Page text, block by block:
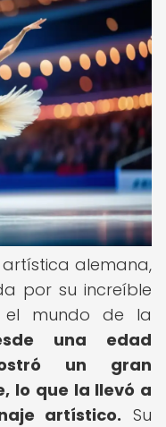
alemana,
por su increíble
el mundo de la
una edad
un gran
lo que la llevó a
artístico. Su